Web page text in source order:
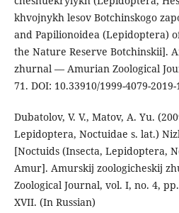
khvojnykh lesov Botchinskogo
and Papilionoidea (Lepidoptera)
the Nature Reserve Botchinskii].
zhurnal — Amurian Zoological
71. DOI: 10.33910/1999-4079-
Dubatolov, V. V., Matov, A. Yu.
Lepidoptera, Noctuidae s. lat.)
[Noctuids (Insecta, Lepidoptera,
Amur]. Amurskij zoologicheskij
Zoological Journal, vol. I, no. 4,
XVII. (In Russian)